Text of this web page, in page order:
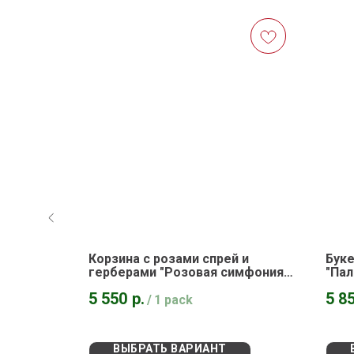
Корзина с розами спрей и
герберами "Розовая симфония
5 550 р. / 1 pack
ВЫБРАТЬ ВАРИАНТ
5